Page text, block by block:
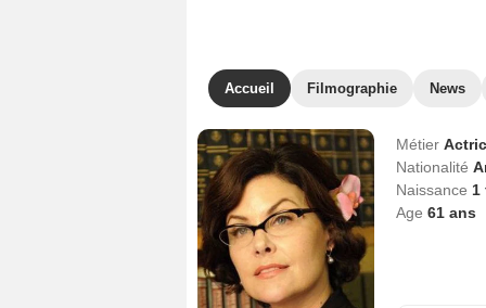
Accueil Filmographie News
Métier
Nationalité
Naissance 1
Age 61ans